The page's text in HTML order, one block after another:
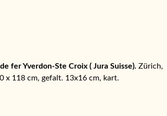
fer Yverdon-Ste Croix ( Jura Suisse). Zürich,
x 118 cm, gefalt. 13x16 cm, kart.